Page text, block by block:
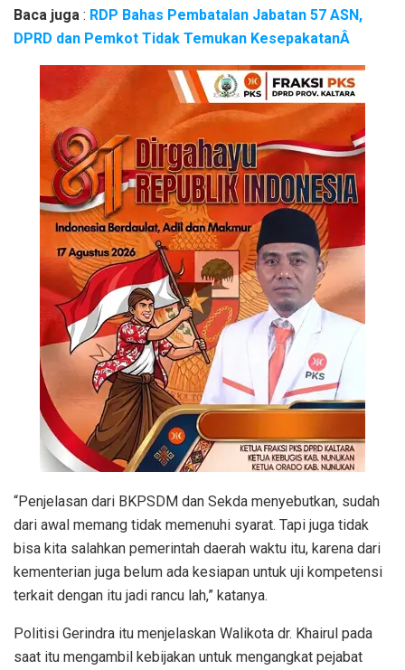
Baca juga : RDP Bahas Pembatalan Jabatan 57 ASN,
DPRD dan Pemkot Tidak Temukan KesepakatanÂ
“Penjelasan dari BKPSDM dan Sekda menyebutkan, sudah
dari awal memang tidak memenuhi syarat. Tapi juga tidak
bisa kita salahkan pemerintah daerah waktu itu, karena dari
kementerian juga belum ada kesiapan untuk uji kompetensi
terkait dengan itu jadi rancu lah,” katanya.
Politisi Gerindra itu menjelaskan Walikota dr. Khairul pada
saat itu mengambil kebijakan untuk mengangkat pejabat